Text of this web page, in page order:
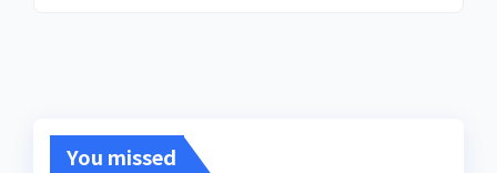
You missed